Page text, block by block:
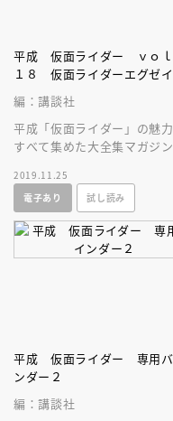
平成 仮面ライダー ｖｏｌ
１８ 仮面ライダーエグゼ
編：講談社
平成「仮面ライダー」の魅
すべて集めた大全集マガジ
面ライダーエグゼイド」を大
集！
2019.11.25
電子あり
試し読み
平成 仮面ライダー 専用バ
ンダー２
編：講談社